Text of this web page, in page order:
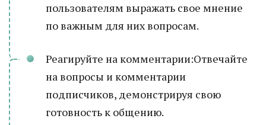
пользователям выражать свое мнение
по важным для них вопросам.
Реагируйте на комментарии:Отвечайте
на вопросы и комментарии
подписчиков, демонстрируя свою
готовность к общению.